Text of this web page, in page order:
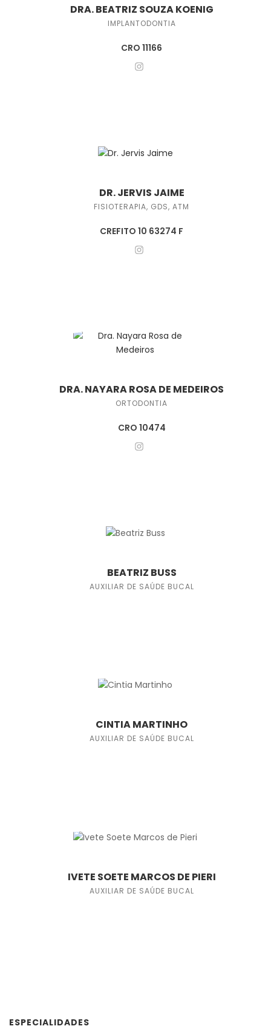
DRA. BEATRIZ SOUZA KOENIG
IMPLANTODONTIA
CRO 11166
DR. JERVIS JAIME
FISIOTERAPIA, GDS, ATM
CREFITO 10 63274 F
DRA. NAYARA ROSA DE MEDEIROS
ORTODONTIA
CRO 10474
BEATRIZ BUSS
AUXILIAR DE SAÚDE BUCAL
CINTIA MARTINHO
AUXILIAR DE SAÚDE BUCAL
IVETE SOETE MARCOS DE PIERI
AUXILIAR DE SAÚDE BUCAL
ESPECIALIDADES